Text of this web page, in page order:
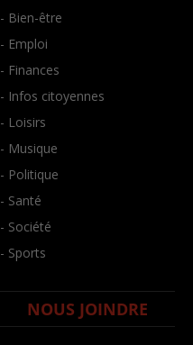
- Bien-être
- Emploi
- Finances
- Infos citoyennes
- Loisirs
- Musique
- Politique
- Santé
- Société
- Sports
NOUS JOINDRE